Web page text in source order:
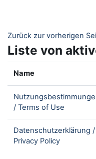
Zurück zur vorherigen
Liste von
Name
/ Terms of Use
Datenschutzerklärung /
Privacy Policy